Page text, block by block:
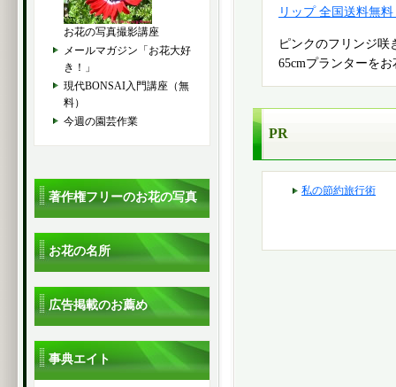
リップ 全国送料無
ピンクのフリンジ咲
65cmプランターを
PR
私の節約旅行術
お花の写真撮影講座
メールマガジン「お花大好
き！」
現代BONSAI入門講座（無
料）
今週の園芸作業
著作権フリーのお花の写真
お花の名所
広告掲載のお薦め
事典エイト